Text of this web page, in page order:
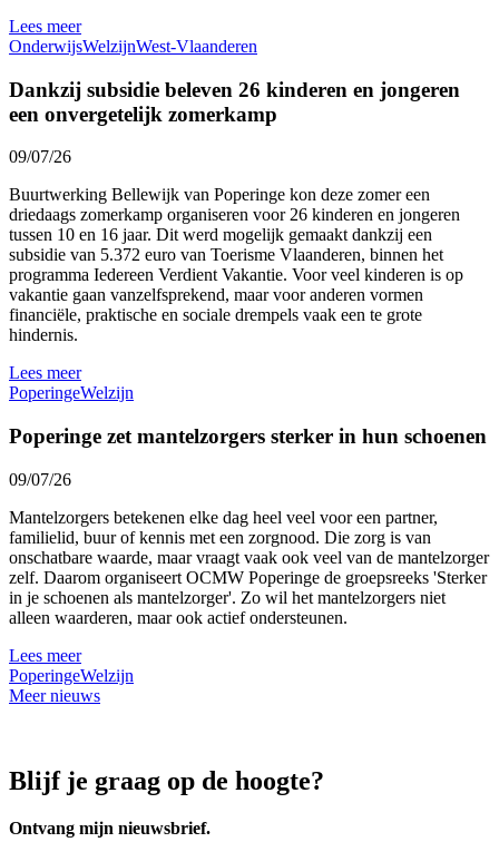
Lees meer
OnderwijsWelzijnWest-Vlaanderen
Dankzij subsidie beleven 26 kinderen en jongeren
een onvergetelijk zomerkamp
09/07/26
Buurtwerking Bellewijk van Poperinge kon deze zomer een
driedaags zomerkamp organiseren voor 26 kinderen en jongeren
tussen 10 en 16 jaar. Dit werd mogelijk gemaakt dankzij een
subsidie van 5.372 euro van Toerisme Vlaanderen, binnen het
programma Iedereen Verdient Vakantie. Voor veel kinderen is op
vakantie gaan vanzelfsprekend, maar voor anderen vormen
financiële, praktische en sociale drempels vaak een te grote
hindernis.
Lees meer
PoperingeWelzijn
Poperinge zet mantelzorgers sterker in hun schoenen
09/07/26
Mantelzorgers betekenen elke dag heel veel voor een partner,
familielid, buur of kennis met een zorgnood. Die zorg is van
onschatbare waarde, maar vraagt vaak ook veel van de mantelzorger
zelf. Daarom organiseert OCMW Poperinge de groepsreeks 'Sterker
in je schoenen als mantelzorger'. Zo wil het mantelzorgers niet
alleen waarderen, maar ook actief ondersteunen.
Lees meer
PoperingeWelzijn
Meer nieuws
Blijf je graag op de hoogte?
Ontvang mijn nieuwsbrief.